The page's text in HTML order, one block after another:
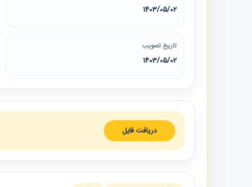
1403/05/02
تاریخ تصویب
1403/05/02
دریافت فایل